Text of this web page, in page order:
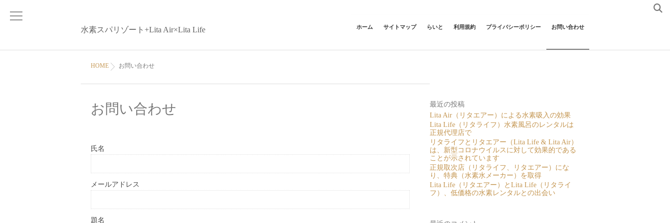
水素スパリゾート+Lita Air×Lita Life ホーム サイトマップ らいと 利用規約 プライバシーポリシー お問い合わせ
HOME お問い合わせ
お問い合わせ
氏名
メールアドレス
題名
最近の投稿
Lita Air（リタエアー）による水素吸入の効果
Lita Life（リタライフ）水素風呂のレンタルは
正規代理店で
リタライフとリタエアー（Lita Life & Lita Air）
は、新型コロナウイルスに対して効果的である
ことが示されています
正規取次店（リタライフ、リタエアー）にな
り、特典（水素水メーカー）を取得
Lita Life（リタエアー）とLita Life（リタライ
フ）、低価格の水素レンタルとの出会い